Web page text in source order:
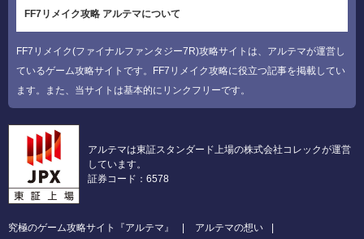
FF7リメイク攻略 アルテマについて
FF7リメイク(ファイナルファンタジー7R)攻略サイトは、アルテマが運営し
ているゲーム攻略サイトです。FF7リメイク攻略に役立つ記事を掲載してい
ます。また、当サイトは基本的にリンクフリーです。
アルテマは東証スタンダード上場の株式会社コレックが運営
しています。
証券コード：6578
究極のゲーム攻略サイト『アルテマ』 アルテマの想い